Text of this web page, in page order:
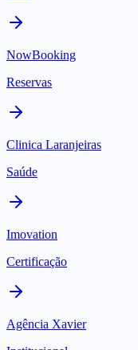
NowBooking
Reservas
Clinica Laranjeiras
Saúde
Imovation
Certificação
Agência Xavier